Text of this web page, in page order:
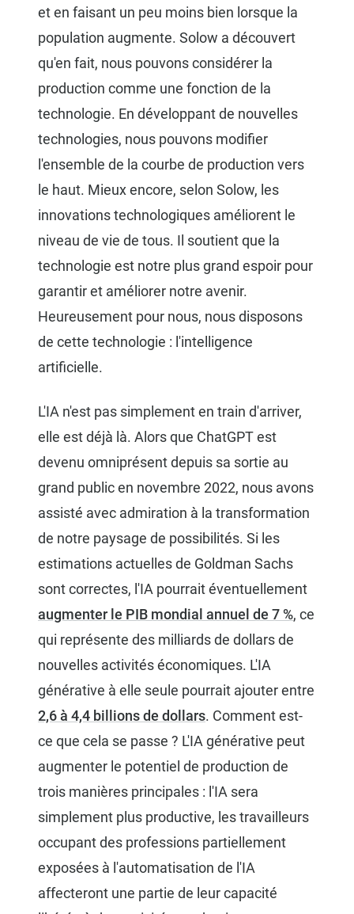
et en faisant un peu moins bien lorsque la
population augmente. Solow a découvert
qu'en fait, nous pouvons considérer la
production comme une fonction de la
technologie. En développant de nouvelles
technologies, nous pouvons modifier
l'ensemble de la courbe de production vers
le haut. Mieux encore, selon Solow, les
innovations technologiques améliorent le
niveau de vie de tous. Il soutient que la
technologie est notre plus grand espoir pour
garantir et améliorer notre avenir.
Heureusement pour nous, nous disposons
de cette technologie : l'intelligence
artificielle.
L'IA n'est pas simplement en train d'arriver,
elle est déjà là. Alors que ChatGPT est
devenu omniprésent depuis sa sortie au
grand public en novembre 2022, nous avons
assisté avec admiration à la transformation
de notre paysage de possibilités. Si les
estimations actuelles de Goldman Sachs
sont correctes, l'IA pourrait éventuellement
augmenter le PIB mondial annuel de 7 %, ce
qui représente des milliards de dollars de
nouvelles activités économiques. L'IA
générative à elle seule pourrait ajouter entre
2,6 à 4,4 billions de dollars. Comment est-
ce que cela se passe ? L'IA générative peut
augmenter le potentiel de production de
trois manières principales : l'IA sera
simplement plus productive, les travailleurs
occupant des professions partiellement
exposées à l'automatisation de l'IA
affecteront une partie de leur capacité